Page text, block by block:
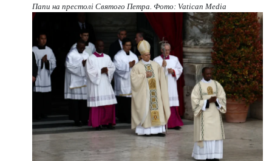
Папи на престолі Святого Петра. Фото: Vatican Media